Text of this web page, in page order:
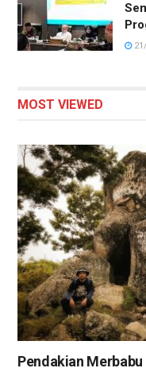
MOST VIEWED
Pendakian Merbabu